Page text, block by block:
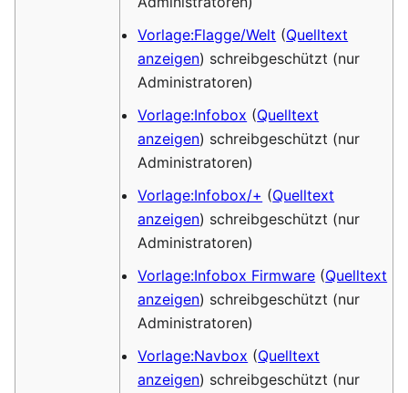
Vorlage:Flagge/Welt (Quelltext
anzeigen) schreibgeschützt (nur
Administratoren)
Vorlage:Infobox (Quelltext
anzeigen) schreibgeschützt (nur
Administratoren)
Vorlage:Infobox/+ (Quelltext
anzeigen) schreibgeschützt (nur
Administratoren)
Vorlage:Infobox Firmware (Quelltext
anzeigen) schreibgeschützt (nur
Administratoren)
Vorlage:Navbox (Quelltext
anzeigen) schreibgeschützt (nur